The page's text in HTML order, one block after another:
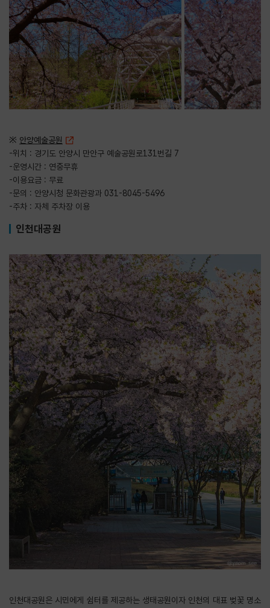
※ 안양예술공원
-위치 : 경기도 안양시 만안구 예술공원로131번길 7
-운영시간 : 연중무휴
-이용요금 : 무료
-문의 : 안양시청 문화관광과 031-8045-5496
-주차 : 자체 주차장 이용
인천대공원
인천대공원은 시민에게 쉼터를 제공하는 생태공원이자 인천의 대표 벚꽃 명소